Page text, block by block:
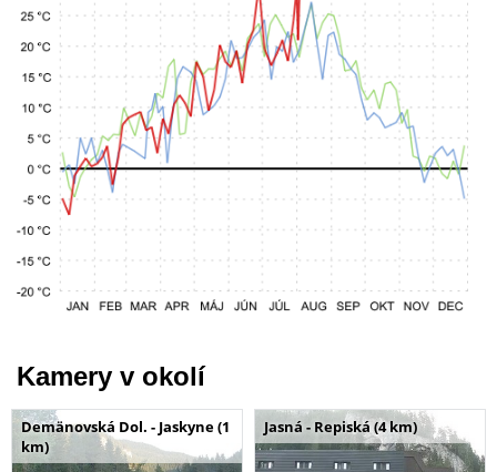
Kamery v okolí
Demänovská Dol. - Jaskyne (1
km)
Jasná - Repiská (4 km)